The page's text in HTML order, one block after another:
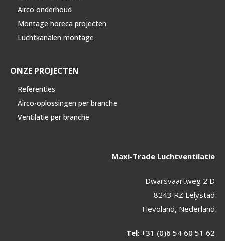
Airco onderhoud
Montage horeca projecten
Luchtkanalen montage
ONZE PROJECTEN
Referenties
Airco-oplossingen per branche
Ventilatie per branche
Maxi-Trade Luchtventilatie
Dwarsvaartweg 2 D
8243 RZ Lelystad
Flevoland, Nederland
Tel: +31 (0)6 54 60 51 62